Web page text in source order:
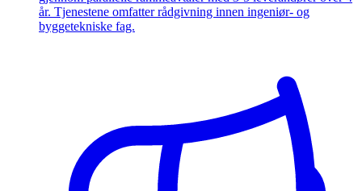
år. Tjenestene omfatter rådgivning innen ingeniør- og
byggetekniske fag.